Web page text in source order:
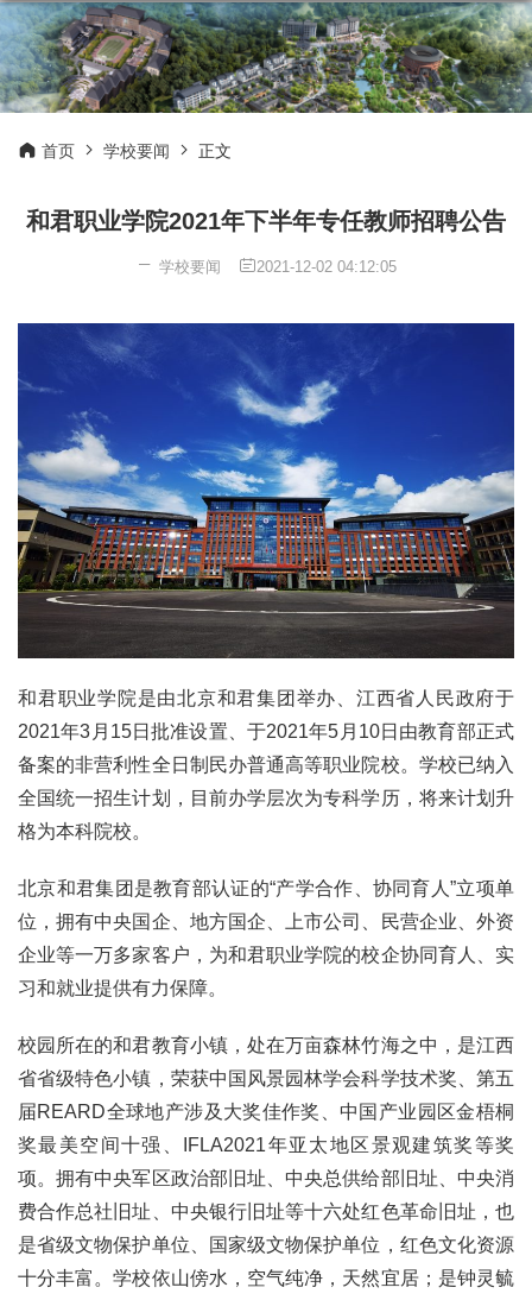
首页 学校要闻 正文
和君职业学院2021年下半年专任教师招聘公告
学校要闻 2021-12-02 04:12:05
和君职业学院是由北京和君集团举办、江西省人民政府于
2021年3月15日批准设置、于2021年5月10日由教育部正式
备案的非营利性全日制民办普通高等职业院校。学校已纳入
全国统一招生计划，目前办学层次为专科学历，将来计划升
格为本科院校。
北京和君集团是教育部认证的“产学合作、协同育人”立项单
位，拥有中央国企、地方国企、上市公司、民营企业、外资
企业等一万多家客户，为和君职业学院的校企协同育人、实
习和就业提供有力保障。
校园所在的和君教育小镇，处在万亩森林竹海之中，是江西
省省级特色小镇，荣获中国风景园林学会科学技术奖、第五
届REARD全球地产涉及大奖佳作奖、中国产业园区金梧桐
奖最美空间十强、IFLA2021年亚太地区景观建筑奖等奖
项。拥有中央军区政治部旧址、中央总供给部旧址、中央消
费合作总社旧址、中央银行旧址等十六处红色革命旧址，也
是省级文物保护单位、国家级文物保护单位，红色文化资源
十分丰富。学校依山傍水，空气纯净，天然宜居；是钟灵毓